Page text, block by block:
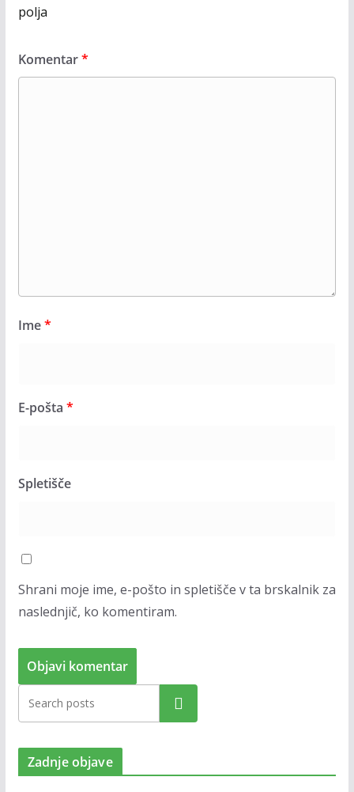
polja
Komentar*
Ime*
E-pošta *
Spletišče
Shrani moje ime, e-pošto in spletišče v ta brskalnik za
naslednjič, ko komentiram.
Zadnje objave